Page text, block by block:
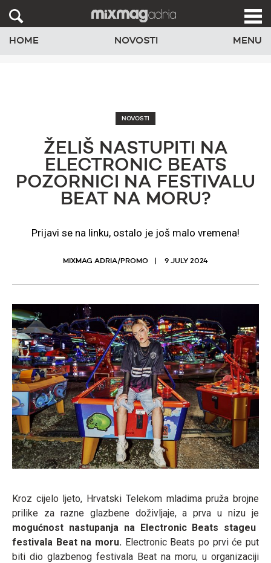
HOME NOVOSTI MENU
NOVOSTI
ŽELIŠ NASTUPITI NA
ELECTRONIC BEATS
POZORNICI NA FESTIVALU
BEAT NA MORU?
Prijavi se na linku, ostalo je još malo vremena!
MIXMAG ADRIA/PROMO 9 JULY 2024
Kroz cijelo ljeto, Hrvatski Telekom mladima pruža brojne
prilike za razne glazbene doživljaje, a prva u nizu je
mogućnost nastupanja na Electronic Beats stageu
festivala Beat na moru. Electronic Beats po prvi će put
biti dio glazbenog festivala Beat na moru, u organizaciji